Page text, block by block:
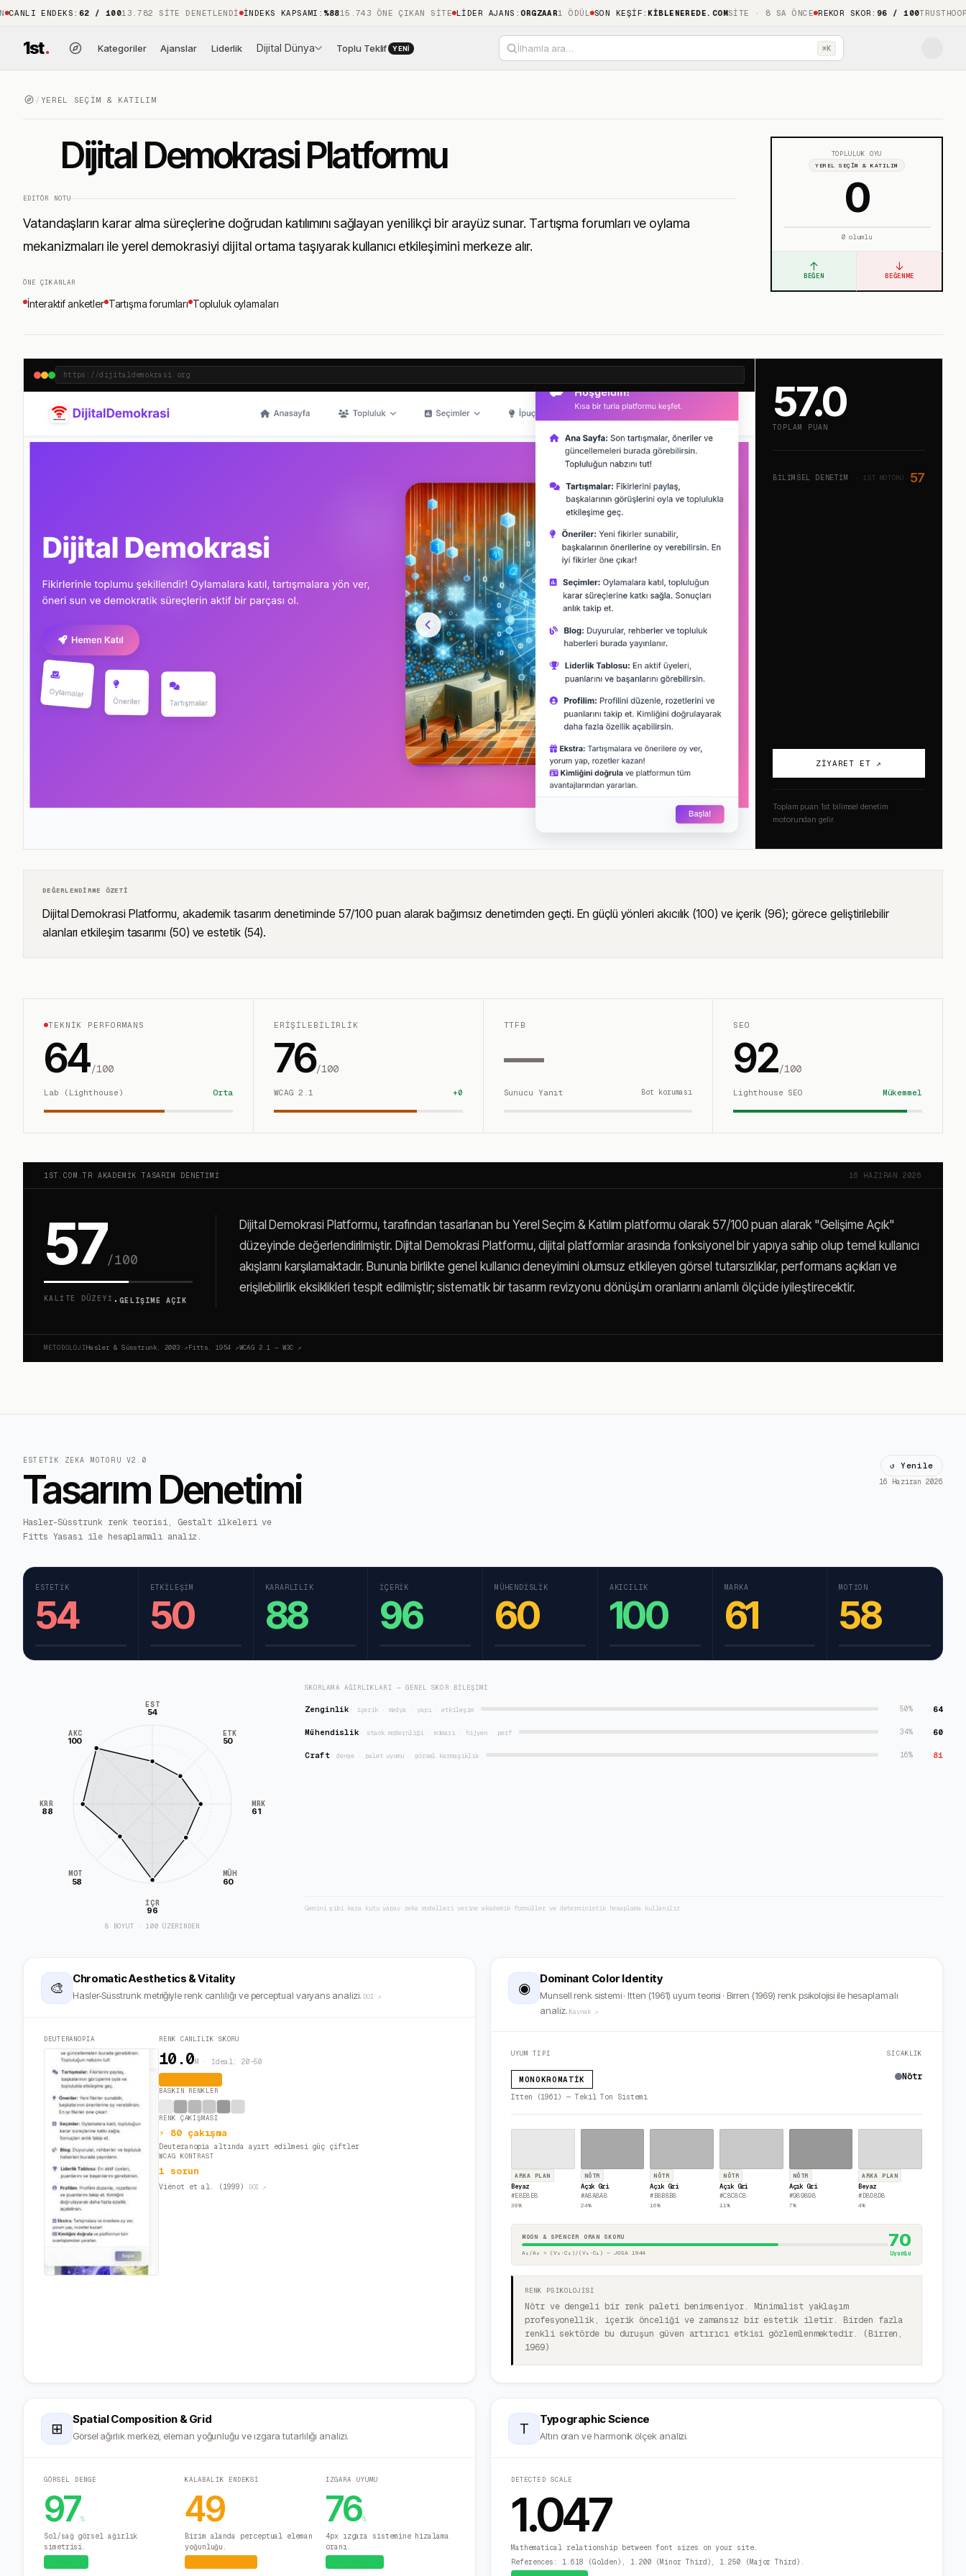
ENDEKS:62 / 100 13.782 SITE DENETLENDI İNDEKS KAPSAMI:%8815.743 ÖNE ÇIKAN SITE LIDER AJANS :ORGZAAR1 ÖDÜL SON KEŞIF :KIBLENEREDE.COMSITE · 8 SA ÖNCE REKOR SKOR: 96 / 100 TRUSTHOOP
1st. Kategoriler Ajanslar Liderlik Dijital Dünya Toplu Teklif YENI İlhamla ara… ⌘K
/ YEREL SEÇIM & KATILIM
Dijital Demokrasi Platformu
EDITÖR NOTU
Vatandaşların karar alma süreçlerine doğrudan katılımını sağlayan yenilikçi bir arayüz sunar. Tartışma forumları ve oylama
mekanizmaları ile yerel demokrasiyi dijital ortama taşıyarak kullanıcı etkileşimini merkeze alır.
TOPLULUK OYU
YEREL SEÇIM & KATILIM
0
0olumlu
↑
BEĞEN
↓
BEĞENME
ÖNE ÇIKANLAR
İnteraktif anketler Tartışma forumları Topluluk oylamaları
https://dijitaldemokrasi.org
57.0
TOPLAM PUAN
BILIMSEL DENETIM · 1ST MOTORU 57
ZIYARET ET ↗
Toplam puan 1st bilimsel denetim
motorundan gelir.
DEĞERLENDIRME ÖZETI
Dijital Demokrasi Platformu, akademik tasarım denetiminde 57/100 puan alarak bağımsız denetimden geçti. En güçlü yönleri akıcılık (100) ve içerik (96); görece geliştirilebilir
alanları etkileşim tasarımı (50) ve estetik (54).
TEKNIK PERFORMANS
64/100
Lab (Lighthouse) Orta
ERIŞILEBILIRLIK
76/100
WCAG 2.1 +0
TTFB
—
Sunucu Yanıt Bot koruması
SEO
92/100
Lighthouse SEO Mükemmel
1ST.COM.TR AKADEMIK TASARIM DENETIMI 16 HAZIRAN 2026
57/100
KALITE DÜZEYI ·GELIŞIME AÇIK
Dijital Demokrasi Platformu, tarafından tasarlanan bu Yerel Seçim & Katılım platformu olarak 57/100 puan alarak "Gelişime Açık"
düzeyinde değerlendirilmiştir. Dijital Demokrasi Platformu, dijital platformlar arasında fonksiyonel bir yapıya sahip olup temel kullanıcı
akışlarını karşılamaktadır. Bununla birlikte genel kullanıcı deneyimini olumsuz etkileyen görsel tutarsızlıklar, performans açıkları ve
erişilebilirlik eksiklikleri tespit edilmiştir; sistematik bir tasarım revizyonu dönüşüm oranlarını anlamlı ölçüde iyileştirecektir.
METODOLOJIHasler & Süsstrunk, 2003 ↗Fitts, 1954 ↗WCAG 2.1 — W3C ↗
ESTETIK ZEKA MOTORU V2.0
Tasarım Denetimi
Hasler-Süsstrunk renk teorisi, Gestalt ilkeleri ve
Fitts Yasası ile hesaplamalı analiz.
↺ Yenile
16 Haziran 2026
ESTETIK
54
ETKILEŞIM
50
KARARLILIK
88
İÇERIK
96
MÜHENDISLIK
60
AKICILIK
100
MARKA
61
MOTION
58
EST
54
ETK
50
MRK
61
MÜH
60
İÇR
96
MOT
58
KRR
88
AKC
100
8 BOYUT · 100 ÜZERİNDEN
SKORLAMA AĞIRLIKLARI — GENEL SKOR BILEŞIMI
Zenginlik · içerik · medya · yapı · etkileşim 50% 64
Mühendislik · stack modernliği · mimari · hijyen · perf 34% 60
Craft·denge · palet uyumu · görsel karmaşıklık 16% 81
Gemini gibi kara kutu yapay zeka modelleri yerine akademik formüller ve deterministik hesaplama kullanılır.
🎨
Chromatic Aesthetics & Vitality
Hasler-Süsstrunk metriğiyle renk canlılığı ve perceptual varyans analizi. DOI ↗
DEUTERANOPIA RENK CANLILIK SKORU
10.0M · İdeal: 20–50
BASKIN RENKLER
RENK ÇAKIŞMASI
⚡ 80 çakışma
Deuteranopia altında ayırt edilmesi güç çiftler
WCAG KONTRAST
1 sorun
Viénot et al. (1999) DOI ↗
◉
Dominant Color Identity
Munsell renk sistemi · Itten (1961) uyum teorisi · Birren (1969) renk psikolojisi ile hesaplamalı
analiz. Kaynak ↗
UYUM TİPİ
MONOKROMATIK
Itten (1961) — Tekil Ton Sistemi
SICAKLIK
Nötr
ARKA PLAN
Beyaz
#E8E8E8
38%
NÖTR
Açık Gri
#A8A8A8
24%
NÖTR
Açık Gri
#B8B8B8
16%
NÖTR
Açık Gri
#C8C8C8
11 %
NÖTR
Açık Gri
#989898
7%
ARKA PLAN
Beyaz
#D8D8D8
4%
MOON & SPENCER ORAN SKORU
A₁/A₂ = (V₂·C₂)/(V₁·C₁) — JOSA 1944
70
Uyumlu
RENK PSİKOLOJİSİ
Nötr ve dengeli bir renk paleti benimseniyor. Minimalist yaklaşım
profesyonellik, içerik önceliği ve zamansız bir estetik iletir. Birden fazla
renkli sektörde bu duruşun güven artırıcı etkisi gözlemlenmektedir. (Birren,
1969)
⊞
Spatial Composition & Grid
Görsel ağırlık merkezi, eleman yoğunluğu ve ızgara tutarlılığı analizi.
GÖRSEL DENGE
97%
Sol/sağ görsel ağırlık
simetrisi.
KALABALIK ENDEKSİ
49
Birim alanda perceptual eleman
yoğunluğu.
IZGARA UYUMU
76%
4px ızgara sistemine hizalama
oranı.
T
Typographic Science
Altın oran ve harmonik ölçek analizi.
DETECTED SCALE
1.047
Mathematical relationship between font sizes on your site.
References: 1.618 (Golden), 1.200 (Minor Third), 1.250 (Major Third).